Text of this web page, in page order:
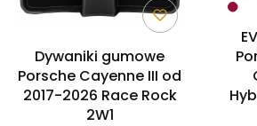
Dywaniki gumowe
Porsche Cayenne III od
2017-2026 Race Rock
2W1